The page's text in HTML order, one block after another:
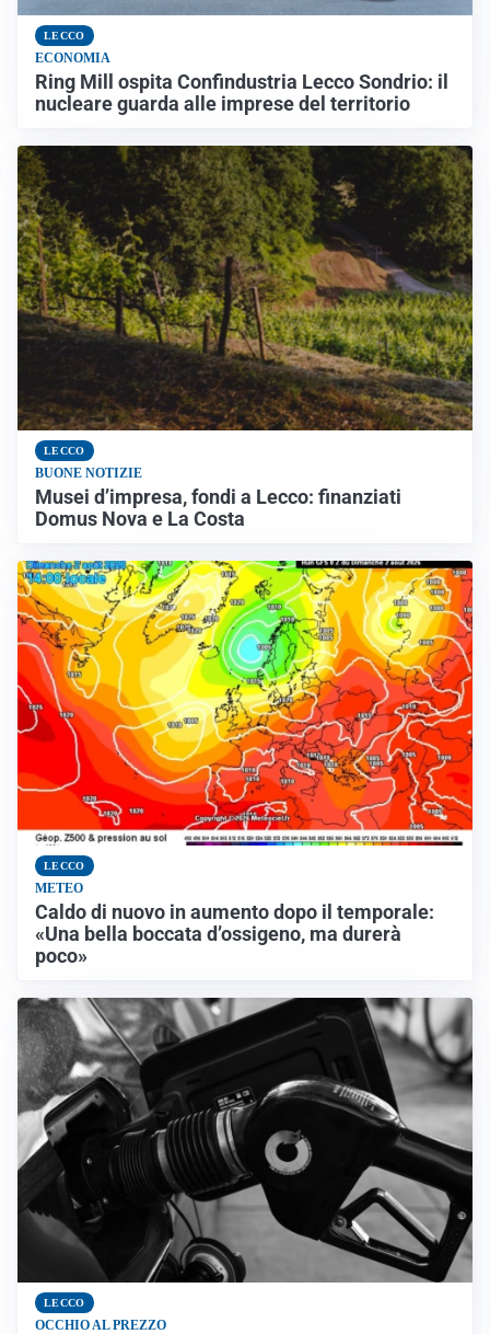
LECCO
ECONOMIA
Ring Mill ospita Confindustria Lecco Sondrio: il
nucleare guarda alle imprese del territorio
LECCO
BUONE NOTIZIE
Musei d’impresa, fondi a Lecco: finanziati
Domus Nova e La Costa
LECCO
METEO
Caldo di nuovo in aumento dopo il temporale:
«Una bella boccata d’ossigeno, ma durerà
poco»
LECCO
OCCHIO AL PREZZO